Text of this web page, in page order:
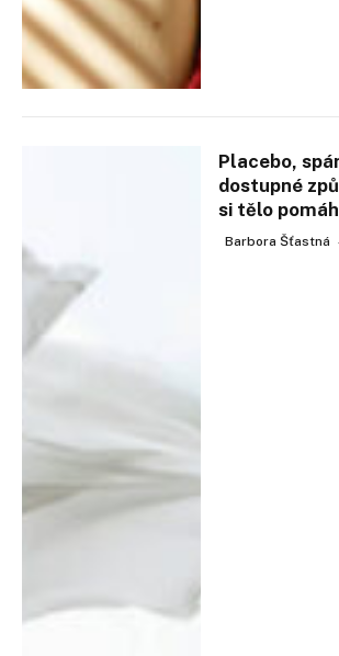
Placebo,
dostupné
si tělo
Barbora Šťastná